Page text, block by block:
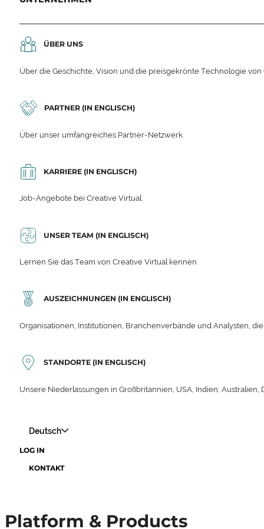
ÜBER UNS
Über die Geschichte, Vision und die preisgekrönte Technologie von
PARTNER (IN ENGLISCH)
Über unser umfangreiches Partner-Netzwerk.
KARRIERE (IN ENGLISCH)
Job-Angebote bei Creative Virtual.
UNSER TEAM (IN ENGLISCH)
Lernen Sie das Team von Creative Virtual kennen.
AUSZEICHNUNGEN (IN ENGLISCH)
Organisationen, Institutionen, Branchenverbände und Analysten,
STANDORTE (IN ENGLISCH)
Unsere Niederlassungen in Großbritannien, USA, Indien, Australien,
Deutsch
LOG IN
KONTAKT
Platform & Products